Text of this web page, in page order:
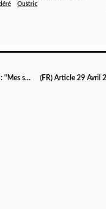
Oustric
(FR) Article 29 Avril 2022 - France Bleu - Covid long : "Mes symptômes sont invalidants", témoigne une Nancéenne infectée en février 2020